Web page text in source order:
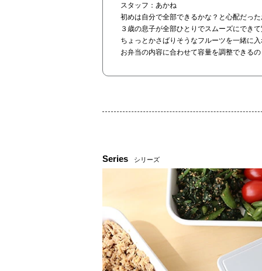
スタッフ：あかね
初めは自分で全部できるかな？と心配だっ
３歳の息子が全部ひとりでスムーズにでき
ちょっとかさばりそうなフルーツを一緒に
お弁当の内容に合わせて容量を調整できる
Series シリーズ